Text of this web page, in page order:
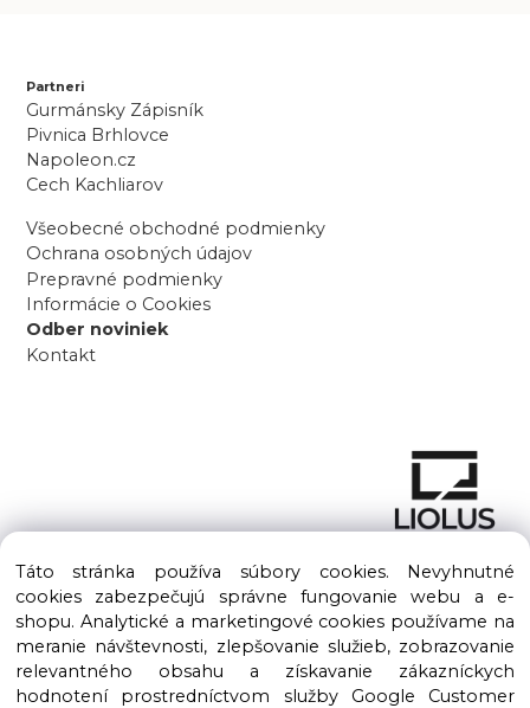
Partneri
Gurmánsky Zápisník
Pivnica Brhlovce
Napoleon.cz
Cech Kachliarov
Všeobecné obchodné podmienky
Ochrana osobných údajov
Prepravné podmienky
Informácie o Cookies
Odber noviniek
Kontakt
Copyright © 2016 – 2026 LIOLUS s.r.o. Všetky práva vyhradené.
Vytvorené spoločnosťouLIOLUS, s.r.o.
Táto stránka používa súbory cookies. Nevyhnutné
cookies zabezpečujú správne fungovanie webu a e-
shopu. Analytické a marketingové cookies používame na
meranie návštevnosti, zlepšovanie služieb, zobrazovanie
relevantného obsahu a získavanie zákazníckych
hodnotení prostredníctvom služby Google Customer